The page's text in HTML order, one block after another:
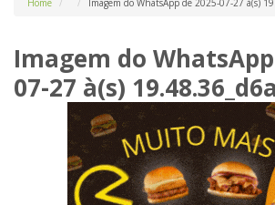
Imagem do
07-27 à(s)